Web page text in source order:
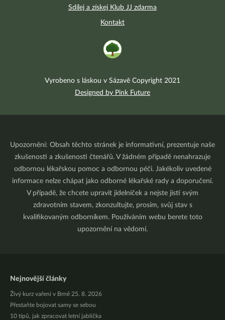
Sdílej a získej Klub JJ zdarma
Kontakt
Vyrobeno s láskou v Sázavě Copyright 2021
Designed by Pink Future
Upozornění: Obsah těchto stránek je informativní, prezentuje naše
zkušenosti a zkušenosti čtenářů. V žádném případě nenahrazuje
odbornou lékařskou pomoc a odbornou péči. Jakékoliv uvedené
informace nelze chápat jako odborné lékařské rady a doporučení.
V případě, že chcete upravit jídelníček a nejste jistí svým
zdravotním stavem, zkonzultujte, prosím, svůj stav s
kvalifikovaným odborníkem. Používáním webu berete toto
upozornění na vědomí.
Nejnovější články
Živý kurz vaření v Brně 25. 8. 2026
Přestaňte bojovat samy se sebou
10 tipů, jak zpracovat letní jablíčka